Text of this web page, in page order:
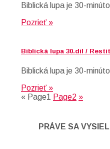
Biblická lupa je 30-
Pozrieť »
Biblická lupa 30.díl /
Biblická lupa je 30-
Pozrieť »
« Page1 Page2 »
PRÁVE SA